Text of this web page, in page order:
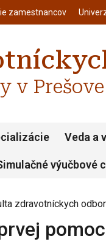
zamestnancov
v Prešove
Veda a
výučbové
zdravotníckych